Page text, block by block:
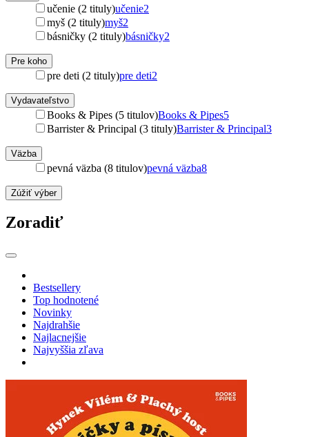
učenie (2 tituly)učenie2
myš (2 tituly)myš2
básničky (2 tituly)básničky2
Pre koho
pre deti (2 tituly)pre deti2
Vydavateľstvo
Books & Pipes (5 titulov)Books & Pipes5
Barrister & Principal (3 tituly)Barrister & Principal3
Väzba
pevná väzba (8 titulov)pevná väzba8
Zúžiť výber
Zoradiť
Bestsellery
Top hodnotené
Novinky
Najdrahšie
Najlacnejšie
Najvyššia zľava